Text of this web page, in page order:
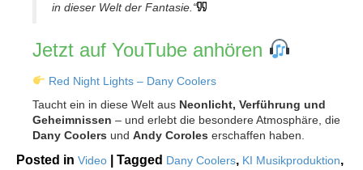
in dieser Welt der Fantasie.“
Jetzt auf YouTube anhören
Red Night Lights – Dany Coolers
Taucht ein in diese Welt aus Neonlicht, Verführung und
Geheimnissen – und erlebt die besondere Atmosphäre, die
Dany Coolers und Andy Coroles erschaffen haben.
Posted in Video Tagged Dany Coolers, KI Musikproduktion,